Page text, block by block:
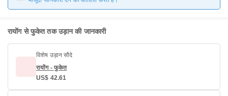
रायोंग से फुकेत तक उड़ान की जानकारी
विशेष उड़ान सौदे
रायोंग - फुकेत
US$ 42.61